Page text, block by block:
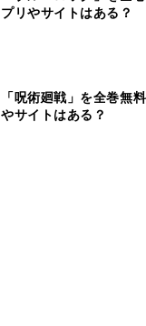
プリやサイトはある？
「呪術廻戦」を全巻無
やサイトはある？